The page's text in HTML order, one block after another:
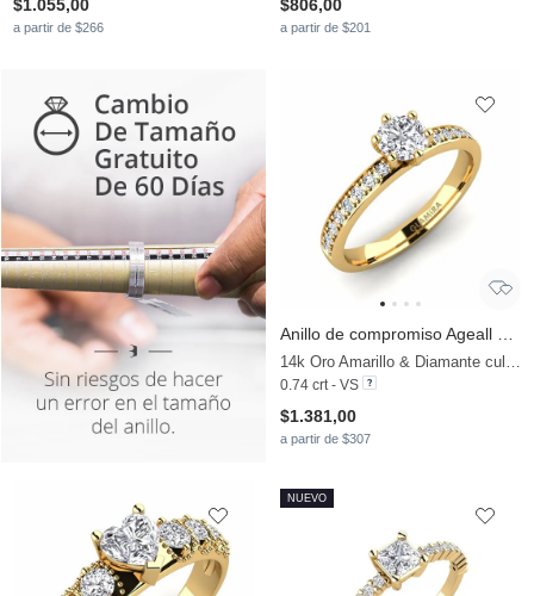
$1.055,00
a partir de $266
$806,00
a partir de $201
0.74 crt - VS
$1.381,00
a partir de $307
NUEVO